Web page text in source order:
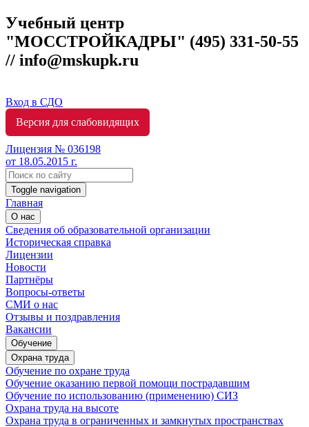
Учебный центр
"МОССТРОЙКАДРЫ" (495) 331-50-55
// info@mskupk.ru
Вход в СДО
Версия для слабовидящих
Лицензия № 036198
от 18.05.2015 г.
Toggle navigation
Главная
О нас
Сведения об образовательной организации
Историческая справка
Лицензии
Новости
Партнёры
Вопросы-ответы
СМИ о нас
Отзывы и поздравления
Вакансии
Обучение
Охрана труда
Обучение по охране труда
Обучение оказанию первой помощи пострадавшим
Обучение по использованию (применению) СИЗ
Охрана труда на высоте
Охрана труда в ограниченных и замкнутых пространствах